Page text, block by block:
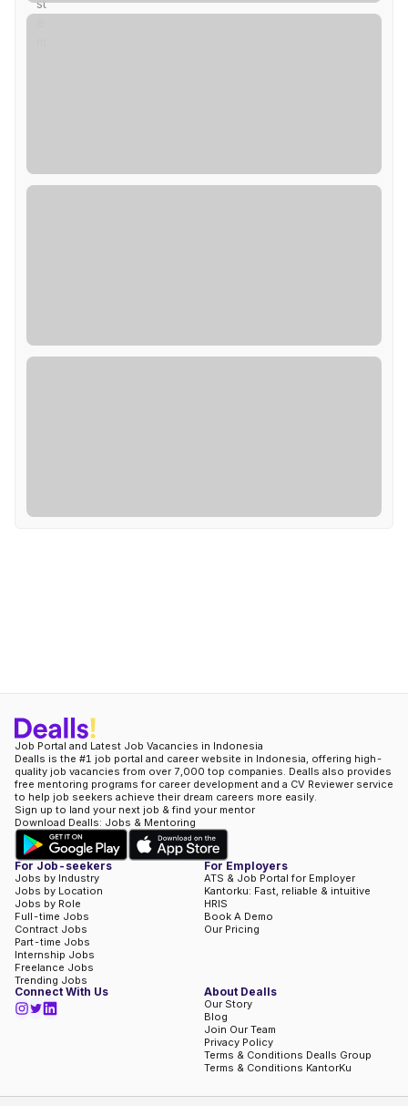
Job Portal and Latest Job Vacancies in Indonesia
Dealls is the #1 job portal and career website in Indonesia, offering high-
quality job vacancies from over 7,000 top companies. Dealls also provides
free mentoring programs for career development and a CV Reviewer service
to help job seekers achieve their dream careers more easily.
Sign up to land your next job & find your mentor
Download Dealls: Jobs & Mentoring
For Job-seekers
Jobs by Industry
Jobs by Location
Jobs by Role
Full-time Jobs
Contract Jobs
Part-time Jobs
Internship Jobs
Freelance Jobs
Trending Jobs
For Employers
ATS & Job Portal for Employer
Kantorku: Fast, reliable & intuitive
HRIS
Book A Demo
Our Pricing
Connect With Us About Dealls
Our Story
Blog
Join Our Team
Privacy Policy
Terms & Conditions Dealls Group
Terms & Conditions KantorKu